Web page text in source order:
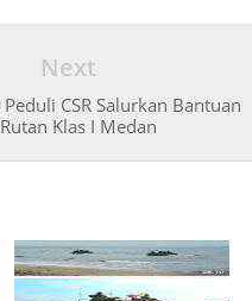
Next
CSR Salurkan Bantuan
Klas I Medan